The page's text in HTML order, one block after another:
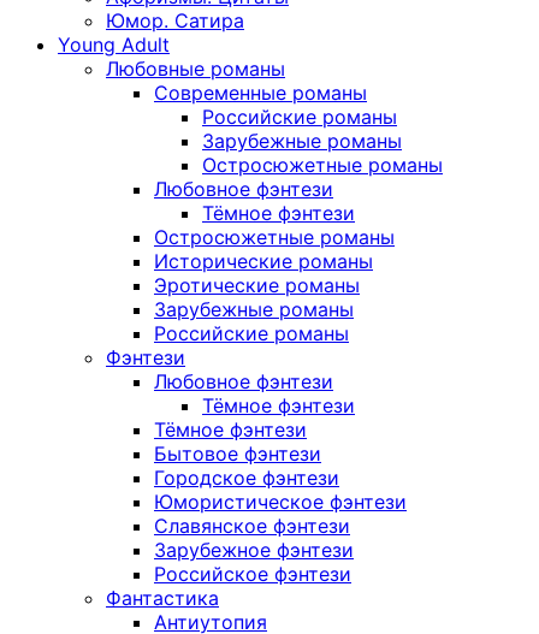
Юмор. Сатира
Young Adult
Любовные романы
Современные романы
Российские романы
Зарубежные романы
Остросюжетные романы
Любовное фэнтези
Тёмное фэнтези
Остросюжетные романы
Исторические романы
Эротические романы
Зарубежные романы
Российские романы
Фэнтези
Любовное фэнтези
Тёмное фэнтези
Тёмное фэнтези
Бытовое фэнтези
Городское фэнтези
Юмористическое фэнтези
Славянское фэнтези
Зарубежное фэнтези
Российское фэнтези
Фантастика
Антиутопия